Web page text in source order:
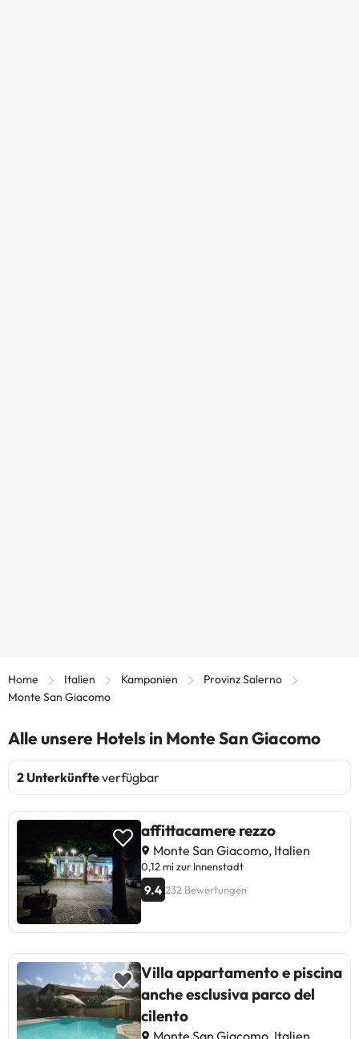
Home Italien Kampanien
Provinz Salerno
Monte San Giacomo
Alle unsere Hotels in Monte San Giacomo
2 Unterkünfteverfügbar
affittacamere rezzo
Monte San Giacomo, Italien
0,12 mi zur Innenstadt
9.4 232 Bewertungen
Villa appartamento e piscina
anche esclusiva parco del
cilento